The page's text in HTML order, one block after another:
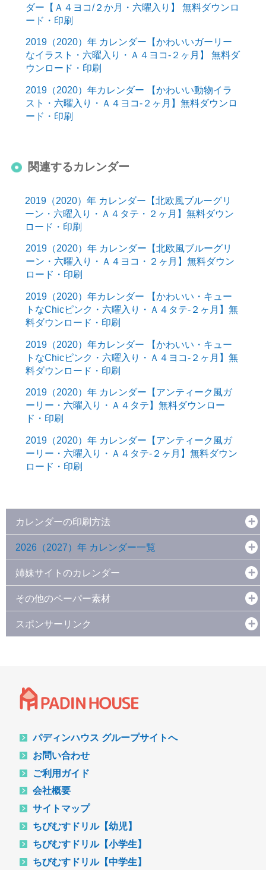
ダー【Ａ４ヨコ/２か月・六曜入り】 無料ダウンロ
ード・印刷
2019（2020）年 カレンダー【かわいいガーリー
なイラスト・六曜入り・Ａ４ヨコ-２ヶ月】 無料ダ
ウンロード・印刷
2019（2020）年カレンダー 【かわいい動物イラ
スト・六曜入り・Ａ４ヨコ-２ヶ月】無料ダウンロ
ード・印刷
関連するカレンダー
2019（2020）年 カレンダー【北欧風ブルーグリ
ーン・六曜入り・Ａ４タテ・２ヶ月】無料ダウン
ロード・印刷
2019（2020）年 カレンダー【北欧風ブルーグリ
ーン・六曜入り・Ａ４ヨコ・２ヶ月】無料ダウン
ロード・印刷
2019（2020）年カレンダー 【かわいい・キュー
トなChicピンク・六曜入り・Ａ４タテ-２ヶ月】無
料ダウンロード・印刷
2019（2020）年カレンダー 【かわいい・キュー
トなChicピンク・六曜入り・Ａ４ヨコ-２ヶ月】無
料ダウンロード・印刷
2019（2020）年 カレンダー【アンティーク風ガ
ーリー・六曜入り・Ａ４タテ】無料ダウンロー
ド・印刷
2019（2020）年 カレンダー【アンティーク風ガ
ーリー・六曜入り・Ａ４タテ-２ヶ月】無料ダウン
ロード・印刷
カレンダーの印刷方法
2026（2027）年 カレンダー一覧
姉妹サイトのカレンダー
その他のペーパー素材
スポンサーリンク
パディンハウス グループサイトへ
お問い合わせ
ご利用ガイド
会社概要
サイトマップ
ちびむすドリル【幼児】
ちびむすドリル【小学生】
ちびむすドリル【中学生】